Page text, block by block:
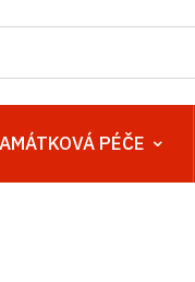
PÉČE